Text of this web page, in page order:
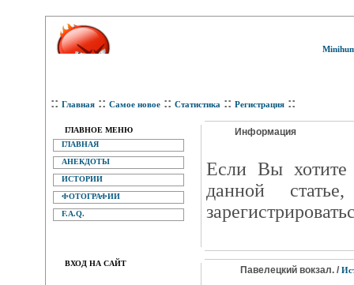
:: Главная :: Самое новое :: Статистика :: Регистрация ::
ГЛАВНОЕ МЕНЮ
ГЛАВНАЯ
АНЕКДОТЫ
ИСТОРИИ
ФОТОГРАФИИ
F.A.Q.
ВХОД НА САЙТ
Информация
Eсли Вы хотите
данной
Павелецкий вокзал. /